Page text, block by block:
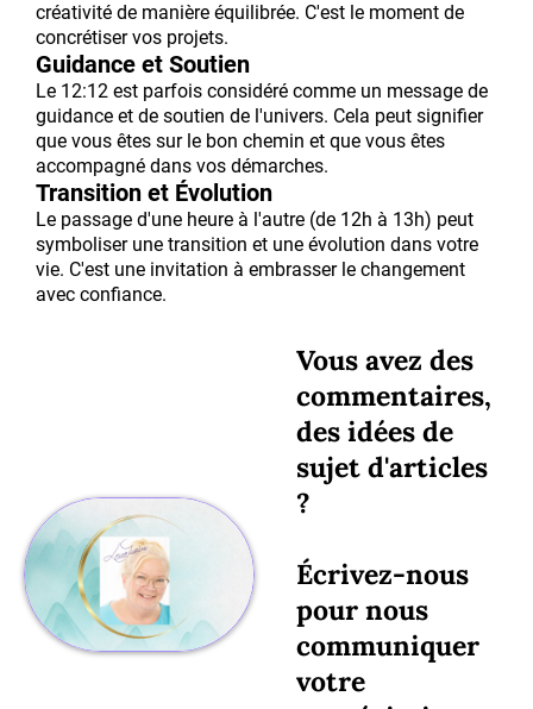
créativité de manière équilibrée. C'est le moment de
concrétiser vos projets.
Guidance et Soutien
Le 12:12 est parfois considéré comme un message de
guidance et de soutien de l'univers. Cela peut signifier
que vous êtes sur le bon chemin et que vous êtes
accompagné dans vos démarches.
Transition et Évolution
Le passage d'une heure à l'autre (de 12h à 13h) peut
symboliser une transition et une évolution dans votre
vie. C'est une invitation à embrasser le changement
avec confiance.
Vous avez des
commentaires,
des idées de
sujet d'articles
?
Écrivez-nous
pour nous
communiquer
votre